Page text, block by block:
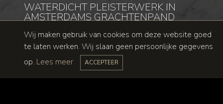
WATERDICHT PLEISTERWERK IN
AMSTERDAMS GRACHTENPAND
Wij maken gebruik van cookies om deze website goed
te laten werken. Wij slaan geen persoonlijke gegevens
op. Lees meer ACCEPTEER